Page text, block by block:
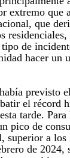
extremo que
que
tipo de
hacer un
previsto
el récord
tarde. Para
pico de
superior a
de 2024,